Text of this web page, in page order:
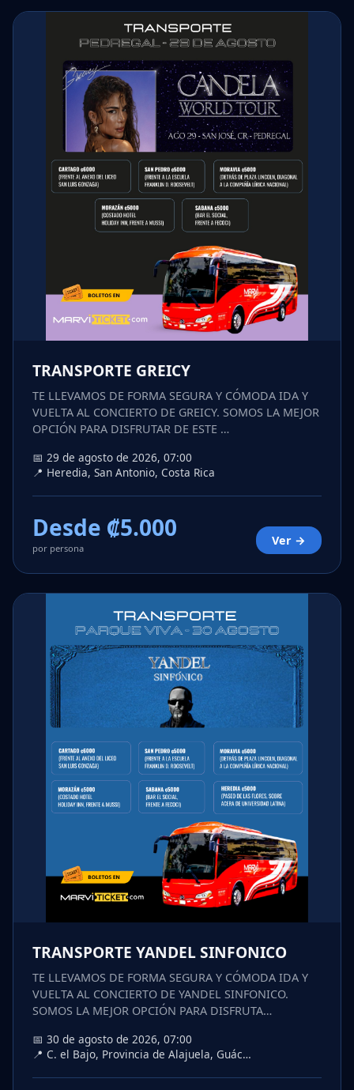
TRANSPORTE GREICY
TE LLEVAMOS DE FORMA SEGURA Y CÓMODA IDA Y
VUELTA AL CONCIERTO DE GREICY. SOMOS LA MEJOR
OPCIÓN PARA DISFRUTAR DE ESTE …
📅 29 de agosto de 2026, 07:00
📍 Heredia, San Antonio, Costa Rica
Desde ₡5.000
por persona
Ver →
TRANSPORTE YANDEL SINFONICO
TE LLEVAMOS DE FORMA SEGURA Y CÓMODA IDA Y
VUELTA AL CONCIERTO DE YANDEL SINFONICO.
SOMOS LA MEJOR OPCIÓN PARA DISFRUTA…
📅 30 de agosto de 2026, 07:00
📍 C. el Bajo, Provincia de Alajuela, Guác…